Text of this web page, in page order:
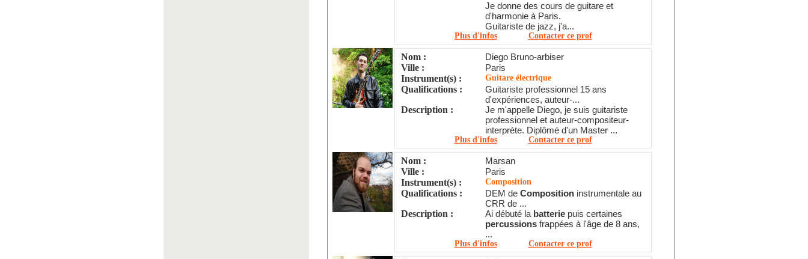
Je donne des cours de guitare et
d'harmonie à Paris.
Guitariste de jazz, j'a...
Plus d'infos Contacter ce prof
Nom :
Diego Bruno-arbiser
Ville :
Paris
Instrument(s) :
Guitare électrique
Qualifications :
Guitariste professionnel 15 ans
d'expériences, auteur-...
Description :
Je m'appelle Diego, je suis guitariste
professionnel et auteur-compositeur-
interprète. Diplômé d'un Master ...
Plus d'infos Contacter ce prof
Nom :
Marsan
Ville :
Paris
Instrument(s) :
Composition
Qualifications : DEM de Composition instrumentale au
CRR de ...
Description :
Ai débuté la batterie puis certaines
percussions frappées à l'âge de 8 ans,
...
Plus d'infos Contacter ce prof